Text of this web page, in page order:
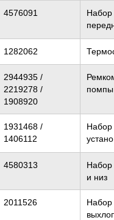
4576091
Набор
1282062
2944935 /
2219278 /
1908920
помпы
1931468 /
1406112
Набор
4580313
Набор
и низ
2011526
Набор